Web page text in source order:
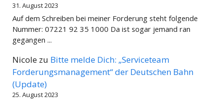
31. August 2023
Auf dem Schreiben bei meiner Forderung steht folgende
Nummer: 07221 92 35 1000 Da ist sogar jemand ran
gegangen ...
Nicole zu Bitte melde Dich: „Serviceteam
Forderungsmanagement“ der Deutschen Bahn
(Update)
25. August 2023